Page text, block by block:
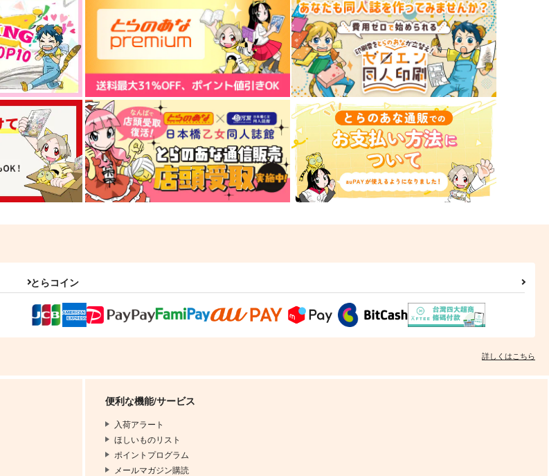
とらコイン
詳しくはこちら
便利な機能/サービス
入荷アラート
ほしいものリスト
ポイントプログラム
メールマガジン購読